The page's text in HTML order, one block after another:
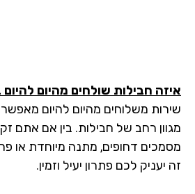
חבילות שולחים מהיום להיום
משלוחים מהיום להיום מאפשר
רחב של חבילות. בין אם אתם
דחופים, מתנה מיוחדת או פריט
יעניק לכם פתרון יעיל וזמין.